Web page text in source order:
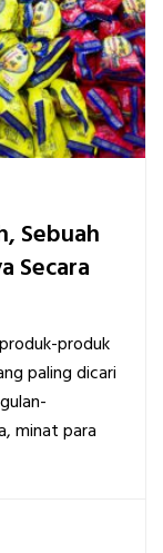
Sebuah
Secara
produk
paling dicari
minat para